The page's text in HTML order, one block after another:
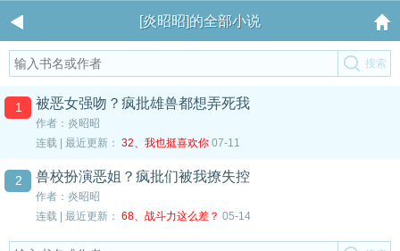
[炎昭昭]的全部小说
1 被恶女强吻？疯批雄兽都想弄死我
作者：炎昭昭
连载 | 最近更新： 32、我也挺喜欢你 07-11
2 兽校扮演恶姐？疯批们被我撩失控
作者：炎昭昭
连载 | 最近更新： 68、战斗力这么差？ 05-14